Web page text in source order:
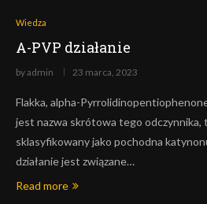
Wiedza
A-PVP działanie
byadmin 23 marca, 2023
Flakka, alpha-
jest nazwa skrótowa tego
sklasyfikowany jako pochodna
działanie jest związane…
Read more